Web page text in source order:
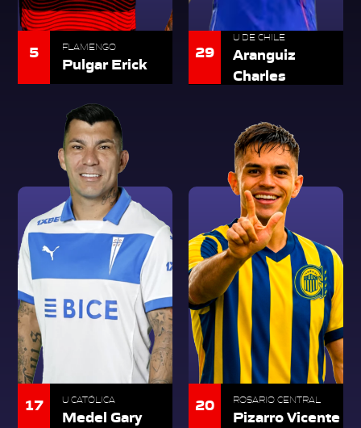
5 FLAMENGO
Pulgar Erick
29
U DE CHILE
Aranguiz
Charles
17 U CATÓLICA
Medel Gary
20 ROSARIO CENTRAL
Pizarro Vicente